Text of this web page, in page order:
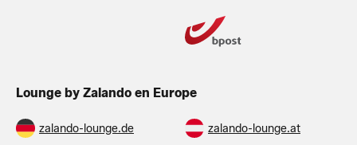
Lounge by Zalando en Europe
zalando-lounge.de zalando-lounge.at